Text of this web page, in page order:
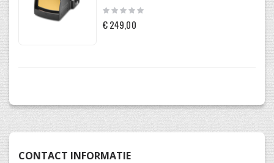
Rating:
0%
€ 249,00
CONTACT INFORMATIE